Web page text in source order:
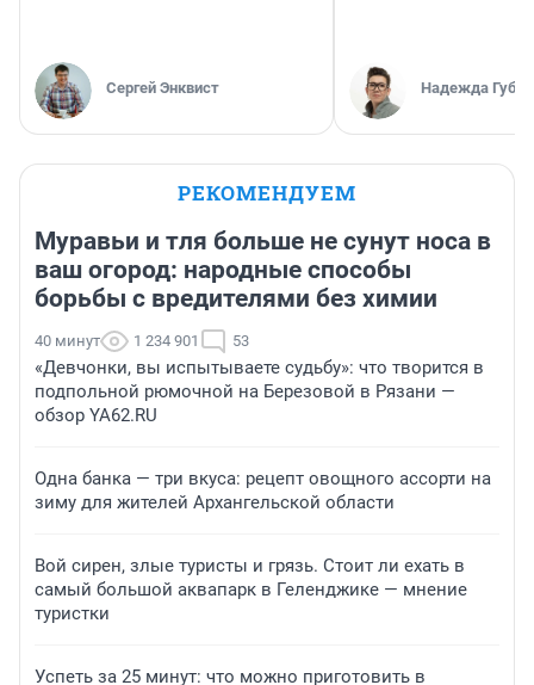
Сергей Энквист Надежда
РЕКОМЕНДУЕМ
Муравьи и тля больше не сунут носа в
ваш огород: народные способы
борьбы с вредителями без химии
40 минут 1 234 901 53
«Девчонки, вы испытываете судьбу»: что творится в
подпольной рюмочной на Березовой в Рязани —
обзор YA62.RU
Одна банка — три вкуса: рецепт овощного ассорти на
зиму для жителей Архангельской области
Вой сирен, злые туристы и грязь. Стоит ли ехать в
самый большой аквапарк в Геленджике — мнение
туристки
Успеть за 25 минут: что можно приготовить в